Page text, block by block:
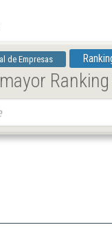
de Empresas